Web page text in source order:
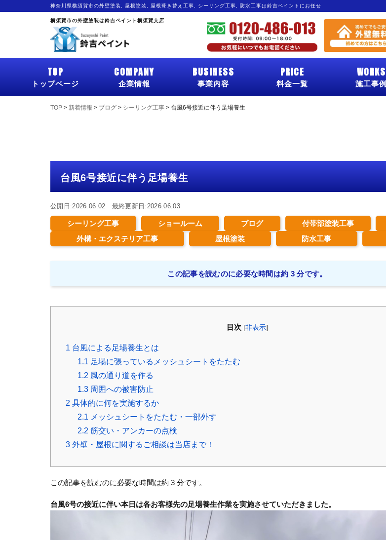
神奈川県横須賀市の外壁塗装, 屋根塗装, 屋根葺き替え工事, シーリング工事, 防水工事は鈴吉ペイントにお任せ
横須賀市の外壁塗装は鈴吉ペイント横須賀支店
TOP
トップページ
COMPANY
企業情報
BUSINESS
事業内容
PRICE
料金一覧
WORKS
施工事例
TOP > 新着情報 > ブログ > シーリング工事 > 台風6号接近に伴う足場養生
台風6号接近に伴う足場養生
公開日:2026.06.02 最終更新日:2026.06.03
シーリング工事 ショールーム ブログ 付帯部塗装工事
外構・エクステリア工事
屋根塗装 防水工事
この記事を読むのに必要な時間は約 3 分です。
目次 [非表示]
1 台風による足場養生とは
1.1 足場に張っているメッシュシートをたたむ
1.2 風の通り道を作る
1.3 周囲への被害防止
2 具体的に何を実施するか
2.1 メッシュシートをたたむ・一部外す
2.2 筋交い・アンカーの点検
3 外壁・屋根に関するご相談は当店まで！
この記事を読むのに必要な時間は約 3 分です。
台風6号の接近に伴い本日は各お客様先の足場養生作業を実施させていただきました。